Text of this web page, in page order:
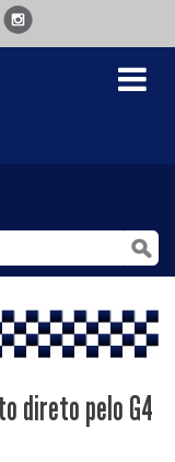
Toggle
direto pelo G4